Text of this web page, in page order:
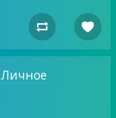
 
Личное